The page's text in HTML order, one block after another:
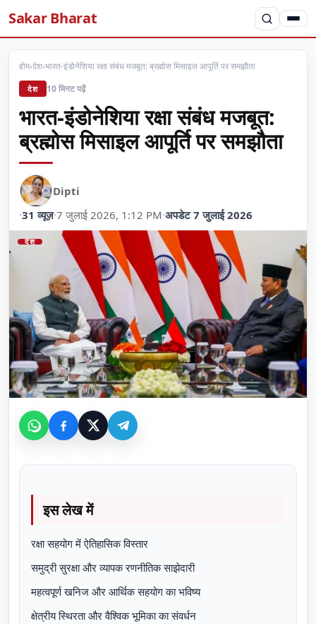
Sakar Bharat
होम›देश›भारत-इंडोनेशिया रक्षा संबंध मजबूत: ब्रह्मोस मिसाइल आपूर्ति पर समझौता
देश 10 मिनट पढ़ें
भारत-इंडोनेशिया रक्षा संबंध मजबूत:
ब्रह्मोस मिसाइल आपूर्ति पर समझौता
Dipti
·31 व्यूज़·7 जुलाई 2026, 1:12 PM·अपडेट 7 जुलाई 2026
देश
इस लेख में
रक्षा सहयोग में ऐतिहासिक विस्तार
समुद्री सुरक्षा और व्यापक रणनीतिक साझेदारी
महत्वपूर्ण खनिज और आर्थिक सहयोग का भविष्य
क्षेत्रीय स्थिरता और वैश्विक भूमिका का संवर्धन